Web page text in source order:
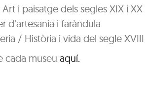
i paisatge dels segles XIX i XX
d’artesania i faràndula
/ Història i vida del segle XVIII
cada museu aquí.